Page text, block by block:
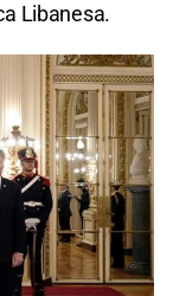
Libanesa.